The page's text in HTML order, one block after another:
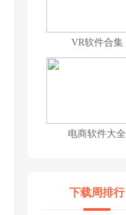
VR软件合集
电商软件大全
下载周排行